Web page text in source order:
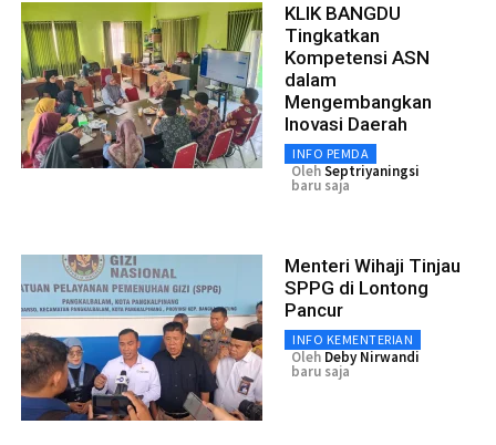
KLIK BANGDU
Tingkatkan
Kompetensi ASN
dalam
Mengembangkan
Inovasi Daerah
INFO PEMDA
OlehSeptriyaningsi
baru saja
Menteri Wihaji Tinjau
SPPG di Lontong
Pancur
INFO KEMENTERIAN
Oleh Deby Nirwandi
baru saja